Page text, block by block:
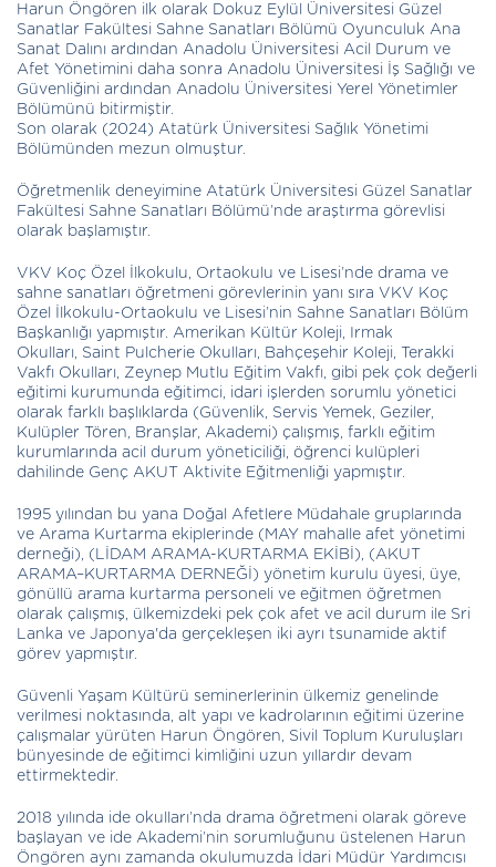
Harun Öngören ilk olarak Dokuz Eylül Üniversitesi Güzel
Sanatlar Fakültesi Sahne Sanatları Bölümü Oyunculuk Ana
Sanat Dalını ardından Anadolu Üniversitesi Acil Durum ve
Afet Yönetimini daha sonra Anadolu Üniversitesi İş Sağlığı ve
Güvenliğini ardından Anadolu Üniversitesi Yerel Yönetimler
Bölümünü bitirmiştir.
Son olarak (2024) Atatürk Üniversitesi Sağlık Yönetimi
Bölümünden mezun olmuştur.
Öğretmenlik deneyimine Atatürk Üniversitesi Güzel Sanatlar
Fakültesi Sahne Sanatları Bölümü’nde araştırma görevlisi
olarak başlamıştır.
VKV Koç Özel İlkokulu, Ortaokulu ve Lisesi’nde drama ve
sahne sanatları öğretmeni görevlerinin yanı sıra VKV Koç
Özel İlkokulu-Ortaokulu ve Lisesi’nin Sahne Sanatları Bölüm
Başkanlığı yapmıştır. Amerikan Kültür Koleji, Irmak
Okulları, Saint Pulcherie Okulları, Bahçeşehir Koleji, Terakki
Vakfı Okulları, Zeynep Mutlu Eğitim Vakfı, gibi pek çok değerli
eğitimi kurumunda eğitimci, idari işlerden sorumlu yönetici
olarak farklı başlıklarda (Güvenlik, Servis Yemek, Geziler,
Kulüpler Tören, Branşlar, Akademi) çalışmış, farklı eğitim
kurumlarında acil durum yöneticiliği, öğrenci kulüpleri
dahilinde Genç AKUT Aktivite Eğitmenliği yapmıştır.
1995 yılından bu yana Doğal Afetlere Müdahale gruplarında
ve Arama Kurtarma ekiplerinde (MAY mahalle afet yönetimi
derneği), (LİDAM ARAMA-KURTARMA EKİBİ), (AKUT
ARAMA–KURTARMA DERNEĞİ) yönetim kurulu üyesi, üye,
gönüllü arama kurtarma personeli ve eğitmen öğretmen
olarak çalışmış, ülkemizdeki pek çok afet ve acil durum ile Sri
Lanka ve Japonya'da gerçekleşen iki ayrı tsunamide aktif
görev yapmıştır.
Güvenli Yaşam Kültürü seminerlerinin ülkemiz genelinde
verilmesi noktasında, alt yapı ve kadrolarının eğitimi üzerine
çalışmalar yürüten Harun Öngören, Sivil Toplum Kuruluşları
bünyesinde de eğitimci kimliğini uzun yıllardır devam
ettirmektedir.
2018 yılında ide okulları’nda drama öğretmeni olarak göreve
başlayan ve ide Akademi’nin sorumluğunu üstelenen Harun
Öngören aynı zamanda okulumuzda İdari Müdür Yardımcısı